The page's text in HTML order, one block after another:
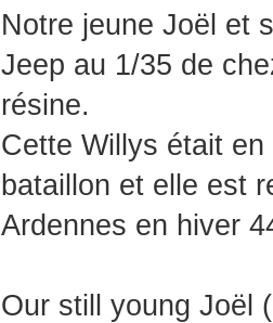
Notre jeune Joël et
Jeep au 1/35 de
résine.
Cette Willys était
bataillon et elle est
Ardennes en hiver
Our still young Joël